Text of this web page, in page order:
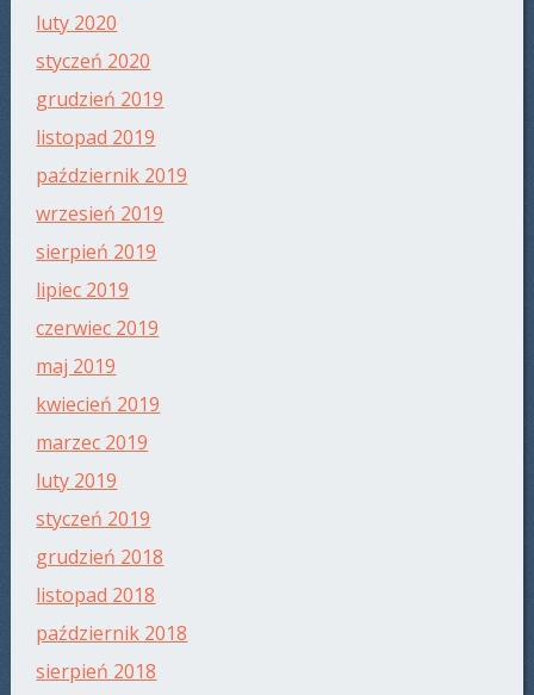
luty 2020
styczeń 2020
grudzień 2019
listopad 2019
październik 2019
wrzesień 2019
sierpień 2019
lipiec 2019
czerwiec 2019
maj 2019
kwiecień 2019
marzec 2019
luty 2019
styczeń 2019
grudzień 2018
listopad 2018
październik 2018
sierpień 2018